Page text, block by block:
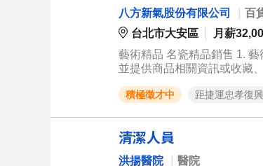
八方新氣股份有限公司
百
台北市大安區
月薪
藝術精品 名瓷精品銷售 1. 藝術精品銷售： - 陳列於飯店精品櫃介紹與銷售精品藝術陶瓷品等。 - 協助顧客選購，
並提供商品相關資訊或收藏、保養建議。 - 達成個人及部門銷售目標。 2. 顧客服
戶群。 3. 展覽與陳列： - 協助藝術品陳列、櫥窗設計與精品展示，確保展示空間整潔並符合飯店形象。 - 配合舉辦
積極徵才中 距捷運忠孝復
清潔人員
洪揚醫院
醫院